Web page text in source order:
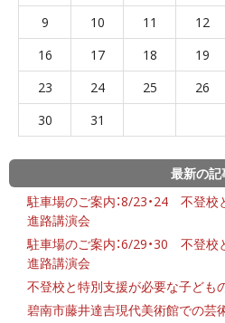
9 10 11 12
16
17 18 19
23
24 25 26
30
31
最新の記
駐車場のご案内：8/23・24 不登
進路講演会
駐車場のご案内：6/29・30 不登
進路講演会
不登校と特別支援が必要な子ども
碧南市藤井達吉現代美術館での芸